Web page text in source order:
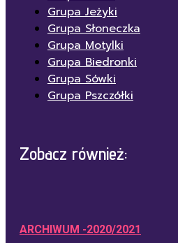
Grupa Jeżyki
Grupa Słoneczka
Grupa Motylki
Grupa Biedronki
Grupa Sówki
Grupa Pszczółki
Zobacz również:
ARCHIWUM -2020/2021